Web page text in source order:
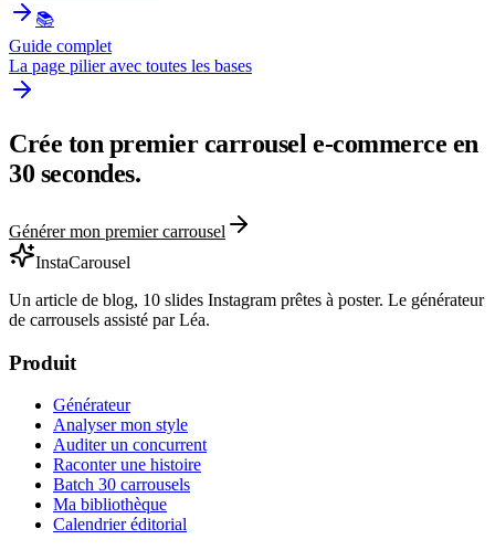
📚
Guide complet
La page pilier avec toutes les bases
Crée ton premier carrousele-commerce en
30 secondes.
Générer mon premier carrousel
InstaCarousel
Un article de blog, 10 slides Instagram prêtes à poster. Le générateur
de carrousels assisté par Léa.
Produit
Générateur
Analyser mon style
Auditer un concurrent
Raconter une histoire
Batch 30 carrousels
Ma bibliothèque
Calendrier éditorial